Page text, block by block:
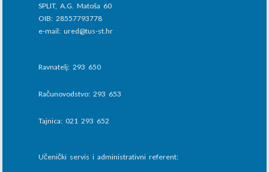
SPLIT, A.G. Matoša 60
OIB: 28557793778
e-mail: ured@tus-st.hr
Ravnatelj: 293 650
Računovodstvo: 293 653
Tajnica: 021 293 652
Učenički servis i administrativni referent: